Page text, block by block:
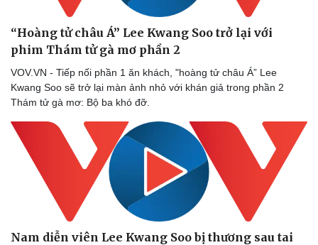
“Hoàng tử châu Á” Lee Kwang Soo trở lại với
phim Thám tử gà mơ phần 2
VOV.VN - Tiếp nối phần 1 ăn khách, "hoàng tử châu Á” Lee
Kwang Soo sẽ trở lại màn ảnh nhỏ với khán giả trong phần 2
Thám tử gà mơ: Bộ ba khó đỡ.
Nam diễn viên Lee Kwang Soo bị thương sau tai